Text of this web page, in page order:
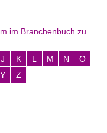
im Branchenbuch zu
J K L M N
O
Y Z